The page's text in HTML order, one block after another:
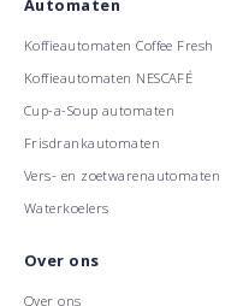
Automaten
Koffieautomaten Coffee Fresh
Koffieautomaten NESCAFÉ
Cup-a-Soup automaten
Frisdrankautomaten
Vers- en zoetwarenautomaten
Waterkoelers
Over ons
Over ons